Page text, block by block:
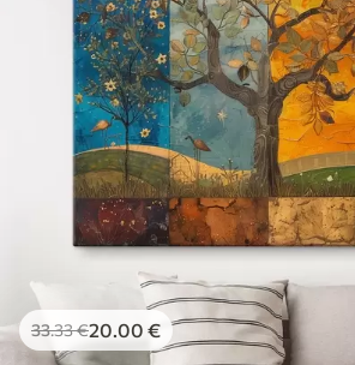
33.33€20.00 €